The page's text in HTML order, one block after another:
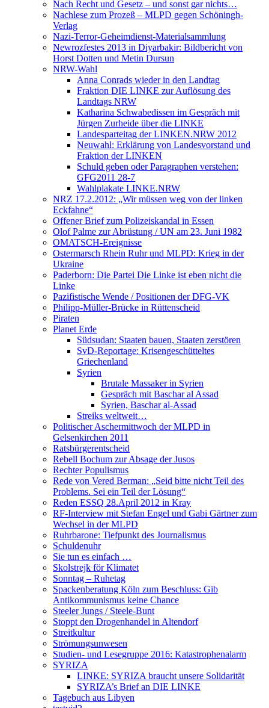
Nach Recht und Gesetz – und sonst gar nichts…
Nachlese zum Prozeß – MLPD gegen Schöningh-
Verlag
Nazi-Terror-Geheimdienst-Materialsammlung
Newrozfestes 2013 in Diyarbakir: Bildbericht von
Horst Dotten und Metin Dursun
NRW-Wahl
Anna Conrads wieder in den Landtag
Fraktion DIE LINKE zur Auflösung des
Landtags NRW
Katharina Schwabedissen im Gespräch mit
Jürgen Zurheide über die LINKE
Landesparteitag der LINKEN.NRW 2012
Neuwahl: Erklärung von Landesvorstand und
Fraktion der LINKEN
Schuld geben oder Paragraphen verstehen:
GFG2011 28-7
Wahlplakate LINKE.NRW
NRZ 17.2.2012: „Wir müssen weg von der linken
Eckfahne“
Offener Brief zum Polizeiskandal in Essen
Olof Palme zur Abrüstung / UN am 23. Juni 1982
OMATSCH-Ereignisse
Ostermarsch Rhein Ruhr und MLPD: Krieg in der
Ukraine
Paderborn: Die Partei Die Linke ist eben nicht die
Linke
Pazifistische Wende / Positionen der DFG-VK
Philipp-Müller-Brücke in Rüttenscheid
Piraten
Planet Erde
Südsudan: Staaten bauen, Staaten zerstören
SvD-Reportage: Krisengeschütteltes
Griechenland
Syrien
Brutale Massaker in Syrien
Gespräch mit Baschar al Assad
Syrien, Baschar al-Assad
Streiks weltweit…
Politischer Aschermittwoch der MLPD in
Gelsenkirchen 2011
Ratsbürgerentscheid
Rebell Bochum zur Absage der Jusos
Rechter Populismus
Rede von Vered Berman: „Seid bitte nicht Teil des
Problems. Sei ein Teil der Lösung“
Reden ESSQ 28.April 2012 in Kray
RF-Interview mit Stefan Engel und Gabi Gärtner zum
Wechsel in der MLPD
Ruhrbarone: Tiefpunkt des Journalismus
Schuldenuhr
Sie tun es einfach …
Skolstrejk för Klimatet
Sonntag – Ruhetag
Spackenberatung Köln zum Beschluss: Gib
Antikommunismus keine Chance
Steeler Jungs / Steele-Bunt
Stoppt den Drogenhandel in Altendorf
Streitkultur
Strömungsunwesen
Studien- und Lesegruppe 2016: Katastrophenalarm
SYRIZA
LINKE: SYRIZA braucht unsere Solidarität
SYRIZA’s Brief an DIE LINKE
Tagebuch aus Libyen